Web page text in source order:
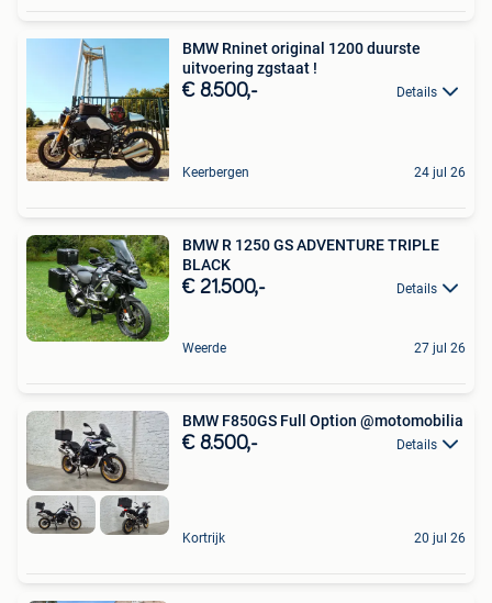
BMW Rninet original 1200 duurste
uitvoering zgstaat !
€ 8.500,- Details
Keerbergen 24 jul 26
BMW R 1250 GS ADVENTURE TRIPLE
BLACK
€ 21.500,- Details
Weerde 27 jul 26
BMW F850GS Full Option @motomobilia
€ 8.500,- Details
Kortrijk 20 jul 26